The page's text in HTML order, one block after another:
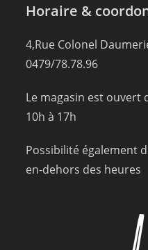
Horaire &
4,Rue Colonel
0479/78.78.96
Le magasin est ouvert
10h à 17h
Possibilité également
en-dehors des heures